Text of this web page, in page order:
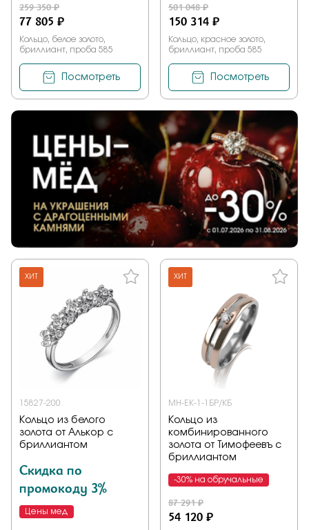
259 350 ₽
77 805 ₽
Кольцо, белое золото,
бриллиант, проба 585
Посмотреть
501 048 ₽
150 314 ₽
Кольцо, красное золото,
бриллиант, проба 585
Посмотреть
ХИТ
15827-200
Кольцо из белого
золота от Алькор с
бриллиантом
Скидка по
промокоду 3%
Цены мед
ХИТ
МН-ЕК-1-1БР/КБ
Кольцо из
комбинированного
золота от Тимофеевъ с
бриллиантом
-30% на обручальные
87 291 ₽
54 120 ₽